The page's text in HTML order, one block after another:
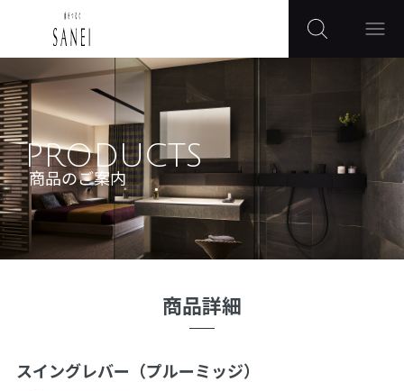
PRODUCTS
商品のご案内
商品詳細
スイングレバー（プルーミッジ）